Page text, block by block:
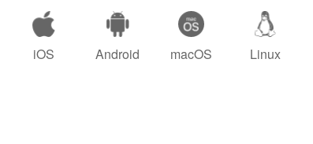
iOS Android macOS Linux